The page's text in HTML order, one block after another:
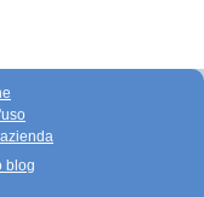
blog